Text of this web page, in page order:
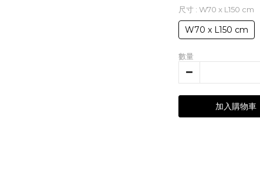
尺寸 : W70 x L150 cm
W70 x L150 cm
數量
加入購物車